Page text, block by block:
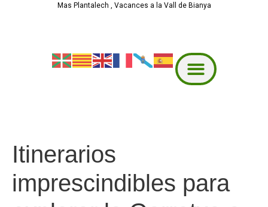
Mas Plantalech , Vacances a la Vall de Bianya
Itinerarios
imprescindibles para